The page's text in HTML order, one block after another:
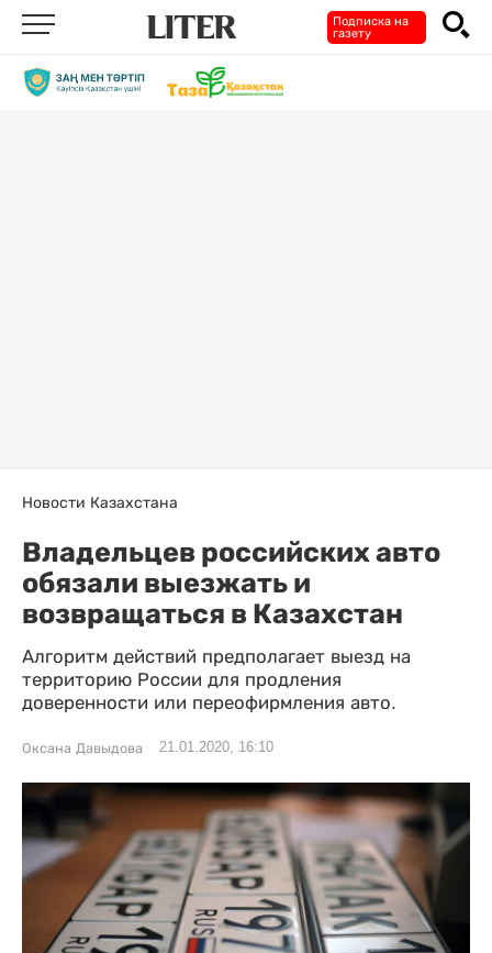
Подписка на
газету
Новости Казахстана
Владельцев российских авто
обязали выезжать и
возвращаться в Казахстан
Алгоритм действий предполагает выезд на
территорию России для продления
доверенности или переофирмления авто.
Оксана Давыдова 21.01.2020, 16:10